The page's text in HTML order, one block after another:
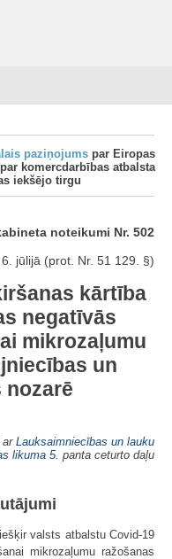
paziņojums par Eiropas
komercdarbības atbalsta
iekšējo tirgu
noteikumi Nr. 502
jūlijā (prot. Nr. 51 129. §)
kārtība
negatīvās
mikrozaļumu
un
nozarē
ar Lauksaimniecības un lauku
likuma 5. panta ceturto daļu
valsts atbalstu Covid-19
mikrozaļumu ražošanas